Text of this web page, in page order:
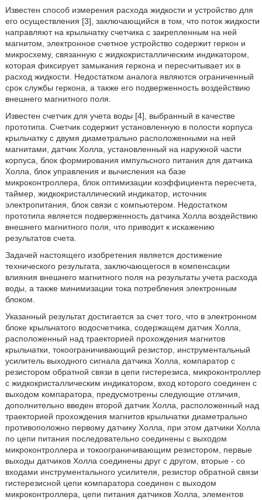
Известен способ измерения расхода жидкости и устройство для
его осуществления [3], заключающийся в том, что поток жидкости
направляют на крыльчатку счетчика с закрепленным на ней
магнитом, электронное счетное устройство содержит геркон и
микросхему, связанную с жидкокристаллическим индикатором,
которая фиксирует замыкания геркона и пересчитывает их в
расход жидкости. Недостатком аналога являются ограниченный
срок службы геркона, а также его подверженность воздействию
внешнего магнитного поля.
Известен счетчик для учета воды [4], выбранный в качестве
прототипа. Счетчик содержит установленную в полости корпуса
крыльчатку с двумя диаметрально расположенными на ней
магнитами, датчик Холла, установленный на наружной части
корпуса, блок формирования импульсного питания для датчика
Холла, блок управления и вычисления на базе
микроконтроллера, блок оптимизации коэффициента пересчета,
таймер, жидкокристаллический индикатор, источник
электропитания, блок связи с компьютером. Недостатком
прототипа является подверженность датчика Холла воздействию
внешнего магнитного поля, что приводит к искажению
результатов счета.
Задачей настоящего изобретения является достижение
технического результата, заключающегося в компенсации
влияния внешнего магнитного поля на результаты учета расхода
воды, а также минимизации тока потребления электронным
блоком.
Указанный результат достигается за счет того, что в электронном
блоке крыльчатого водосчетчика, содержащем датчик Холла,
расположенный над траекторией прохождения магнитов
крыльчатки, токоограничивающий резистор, инструментальный
усилитель выходного сигнала датчика Холла, компаратор с
резистором обратной связи в цепи гистерезиса, микроконтроллер
с жидкокристаллическим индикатором, вход которого соединен с
выходом компаратора, предусмотрены следующие отличия,
дополнительно введен второй датчик Холла, расположенный над
траекторией прохождения магнитов крыльчатки диаметрально
противоположно первому датчику Холла, при этом датчики Холла
по цепи питания последовательно соединены с выходом
микроконтроллера и токоограничивающим резистором, первые
выходы датчиков Холла соединены друг с другом, вторые - со
входами инструментального усилителя, резистор обратной связи
гистерезисной цепи компаратора соединен с выходом
микроконтроллера, цепи питания датчиков Холла, элементов